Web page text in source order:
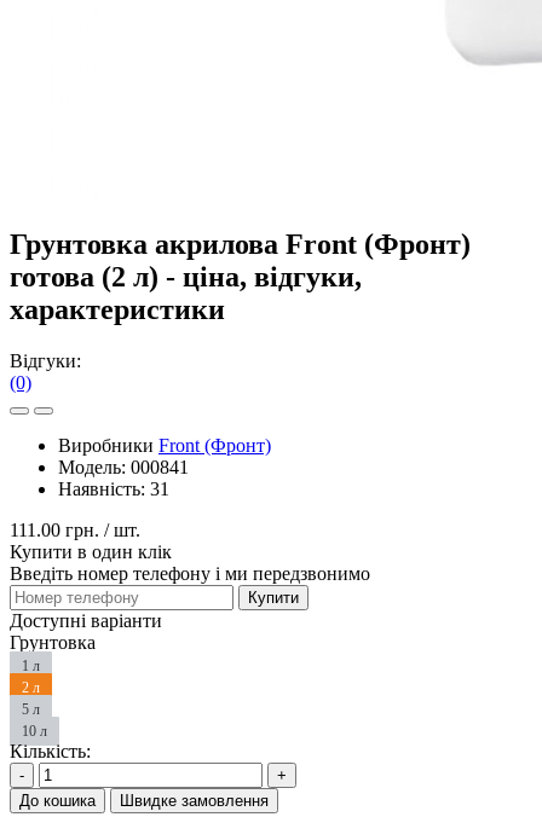
Грунтовка акрилова Front (Фронт)
готова (2 л) - ціна, відгуки,
характеристики
Відгуки:
(0)
Виробники Front (Фронт)
Модель: 000841
Наявність: 31
111.00 грн. / шт.
Купити в один клік
Введіть номер телефону і ми передзвонимо
Купити
Доступні варіанти
Грунтовка
1 л
2 л
5 л
10 л
Кількість:
-
+
До кошика
Швидке замовлення